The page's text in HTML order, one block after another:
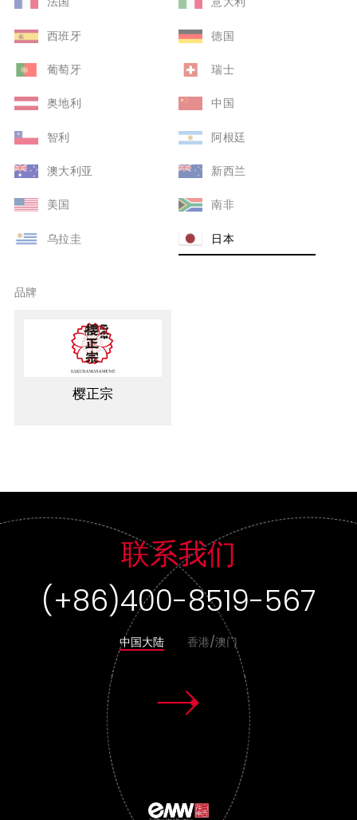
西班牙 德国
葡萄牙 瑞士
奥地利 中国
智利 阿根廷
澳大利亚 新西兰
美国 南非
乌拉圭 日本
品牌
樱正宗
联系我们
(+86)400-8519-567
中国大陆 香港/澳门